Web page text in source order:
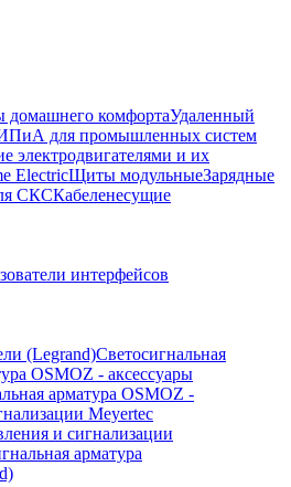
домашнего комфортаУдаленный
для промышленных систем
электродвигателями и их
ElectricЩиты модульныеЗарядные
СКСКабеленесущие
интерфейсов
(Legrand)Светосигнальная
OSMOZ - аксессуары
арматура OSMOZ -
Meyertec
и сигнализации
арматура